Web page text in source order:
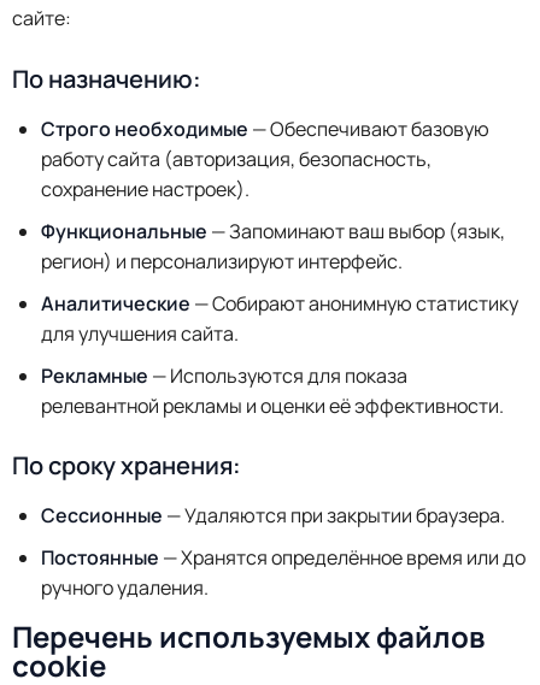
сайте:
По назначению:
Строго необходимые — Обеспечивают базовую
работу сайта (авторизация, безопасность,
сохранение настроек).
Функциональные — Запоминают ваш выбор (язык,
регион) и персонализируют интерфейс.
Аналитические — Собирают анонимную статистику
для улучшения сайта.
Рекламные — Используются для показа
релевантной рекламы и оценки её эффективности.
По сроку хранения:
Сессионные — Удаляются при закрытии браузера.
Постоянные — Хранятся определённое время или до
ручного удаления.
Перечень используемых файлов
cookie